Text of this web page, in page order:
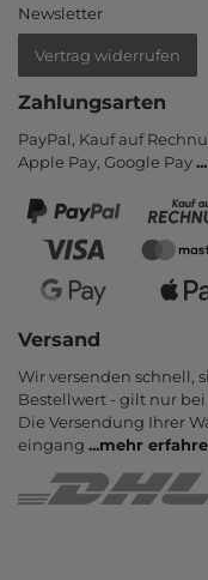
Newsletter
Vertrag widerrufen
Zahlungsarten
PayPal, Kauf auf
Apple Pay, Google Pay...
Versand
Wir versenden schnell,
Bestell­wert - gilt nur
Die Ver­sendung Ihrer
eingang ...mehr